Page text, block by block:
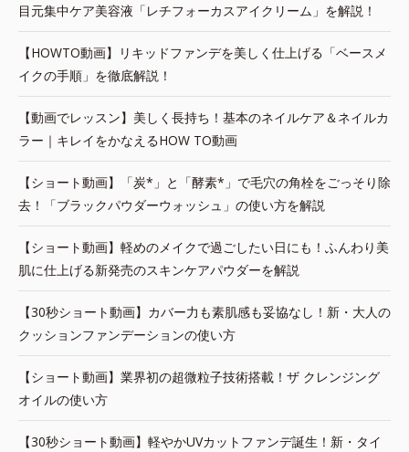
目元集中ケア美容液「レチフォーカスアイクリーム」を解説！
【HOWTO動画】リキッドファンデを美しく仕上げる「ベースメ
イクの手順」を徹底解説！
【動画でレッスン】美しく長持ち！基本のネイルケア＆ネイルカ
ラー｜キレイをかなえるHOW TO動画
【ショート動画】「炭*」と「酵素*」で毛穴の角栓をごっそり除
去！「ブラックパウダーウォッシュ」の使い方を解説
【ショート動画】軽めのメイクで過ごしたい日にも！ふんわり美
肌に仕上げる新発売のスキンケアパウダーを解説
【30秒ショート動画】カバー力も素肌感も妥協なし！新・大人の
クッションファンデーションの使い方
【ショート動画】業界初の超微粒子技術搭載！ザ クレンジング
オイルの使い方
【30秒ショート動画】軽やかUVカットファンデ誕生！新・タイ